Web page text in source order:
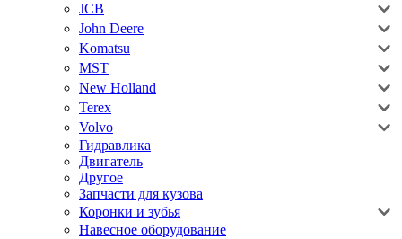
JCB
John Deere
Komatsu
MST
New Holland
Terex
Volvo
Гидравлика
Двигатель
Другое
Запчасти для кузова
Коронки и зубья
Навесное оборудование